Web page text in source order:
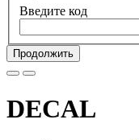
Введите код
Продолжить
DECAL